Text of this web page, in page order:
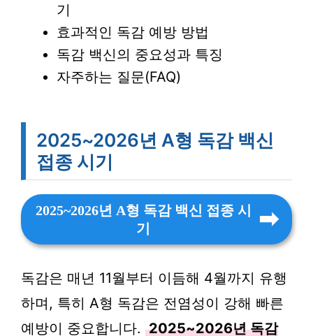
기
효과적인 독감 예방 방법
독감 백신의 중요성과 특징
자주하는 질문(FAQ)
2025~2026년 A형 독감 백신
접종 시기
2025~2026년 A형 독감 백신 접종 시
기
독감은 매년 11월부터 이듬해 4월까지 유행
하며, 특히 A형 독감은 전염성이 강해 빠른
예방이 중요합니다. 2025~2026년 독감